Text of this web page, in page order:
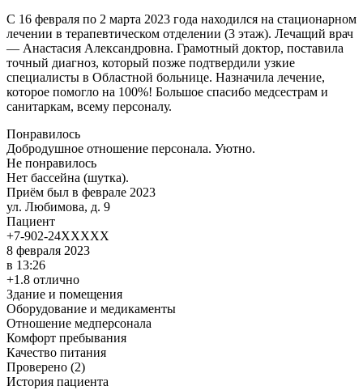
С 16 февраля по 2 марта 2023 года находился на стационарном
лечении в терапевтическом отделении (3 этаж). Лечащий врач
— Анастасия Александровна. Грамотный доктор, поставила
точный диагноз, который позже подтвердили узкие
специалисты в Областной больнице. Назначила лечение,
которое помогло на 100%! Большое спасибо медсестрам и
санитаркам, всему персоналу.
Понравилось
Добродушное отношение персонала. Уютно.
Не понравилось
Нет бассейна (шутка).
Приём был в феврале 2023
ул. Любимова, д. 9
Пациент
+7-902-24XXXXX
8 февраля 2023
в 13:26
+1.8 отлично
Здание и помещения
Оборудование и медикаменты
Отношение медперсонала
Комфорт пребывания
Качество питания
Проверено (2)
История пациента